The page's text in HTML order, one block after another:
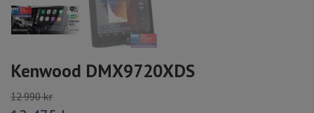
Kenwood DMX9720XDS
12 990 kr